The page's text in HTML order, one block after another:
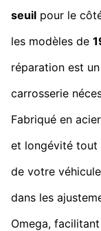
seuil pour le
les modèles de
réparation est
carrosserie
Fabriqué en
et longévité tout
de votre
dans les
Omega,